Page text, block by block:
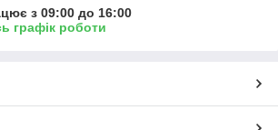
з 09:00 до 16:00
графік роботи